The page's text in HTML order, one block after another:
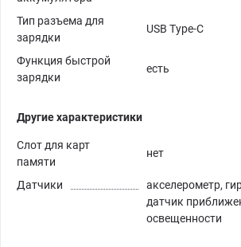
Тип разъема для
зарядки
USB Type-C
Функция быстрой
зарядки
есть
Другие характеристики
Слот для карт
памяти
нет
Датчики
акселерометр,
датчик
освещенности